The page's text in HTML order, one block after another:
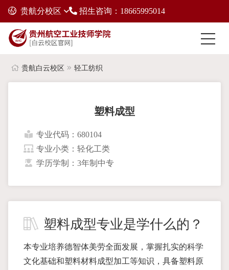
贵航分校区 招生咨询：18665995014
贵航白云校区 轻工纺织
塑料成型
专业代码：680104
专业小类：轻化工类
学历学制：3年制中专
塑料成型专业是学什么的？
本专业培养德智体美劳全面发展，掌握扎实的科学
文化基础和塑料材料成型加工等知识，具备塑料原